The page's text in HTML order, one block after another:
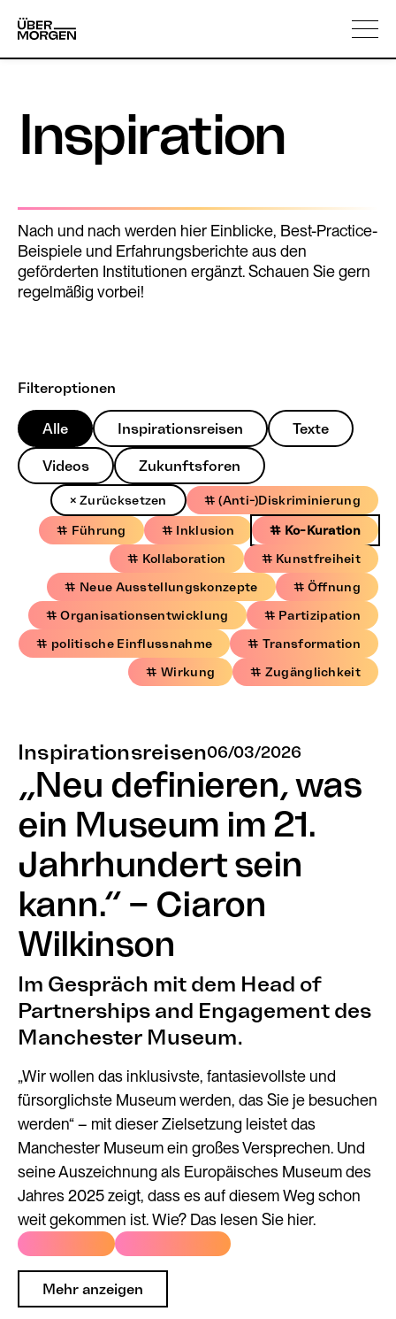
content
Über uns
Inspiration
Nach und nach werden hier Einblicke, Best-Practice-
Beispiele und Erfahrungsberichte aus den
geförderten Institutionen ergänzt. Schauen Sie gern
regelmäßig vorbei!
Filteroptionen
Alle Inspirationsreisen Texte
Videos Zukunftsforen
× Zurücksetzen # (Anti-)Diskriminierung
# Führung # Inklusion
# Ko-Kuration
# Kollaboration
# Kunstfreiheit
# Neue Ausstellungskonzepte
# Öffnung
# Organisationsentwicklung
# Partizipation
# politische Einflussnahme
# Transformation
# Wirkung
# Zugänglichkeit
Inspirationsreisen06/03/2026
„Neu definieren, was
ein Museum im 21.
Jahrhundert sein
kann.“ – Ciaron
Wilkinson
Im Gespräch mit dem Head of
Partnerships and Engagement des
Manchester Museum.
„Wir wollen das inklusivste, fantasievollste und
fürsorglichste Museum werden, das Sie je besuchen
werden“ – mit dieser Zielsetzung leistet das
Manchester Museum ein großes Versprechen. Und
seine Auszeichnung als Europäisches Museum des
Jahres 2025 zeigt, dass es auf diesem Weg schon
weit gekommen ist. Wie? Das lesen Sie hier.
Mehr anzeigen